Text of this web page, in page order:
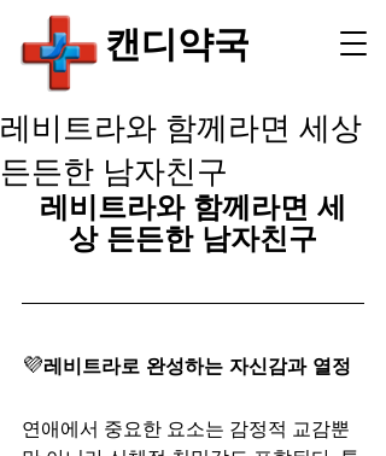
​캔디약국
레비트라와 함께라면 세상
든든한 남자친구
레비트라와 함께라면 세
상 든든한 남자친구
💜레비트라로 완성하는 자신감과 열정
연애에서 중요한 요소는 감정적 교감뿐